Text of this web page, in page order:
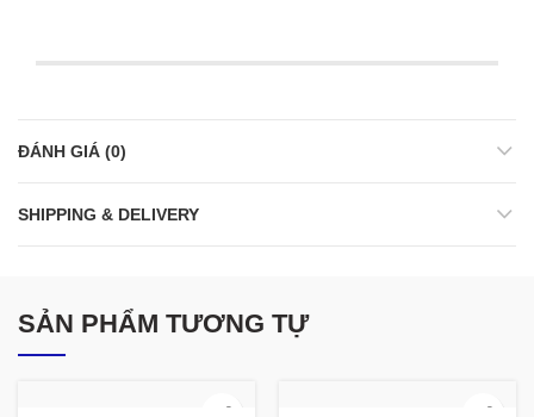
ĐÁNH GIÁ (0)
SHIPPING & DELIVERY
SẢN PHẨM TƯƠNG TỰ